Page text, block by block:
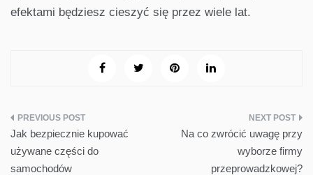
efektami będziesz cieszyć się przez wiele lat.
Nawigacja
wpisu
Jak bezpiecznie kupować
używane części do
samochodów
Na co zwrócić uwagę przy
wyborze firmy
przeprowadzkowej?